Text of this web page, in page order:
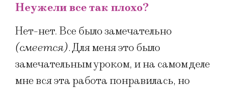
Неужели все так плохо?
Нет-нет. Все было замечательно
(смеется). Для меня это было
замечательным уроком, и на самом деле
мне вся эта работа понравилась, но